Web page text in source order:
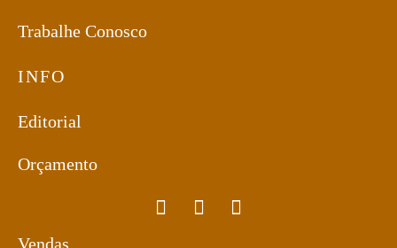
Trabalhe Conosco
INFO
Editorial
Orçamento
Vendas